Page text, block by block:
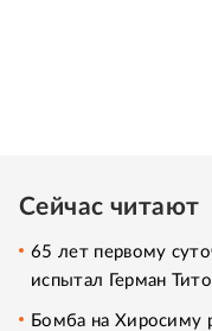
Сейчас читают
65 лет первому
испытал Герман
Бомба на Хиросиму